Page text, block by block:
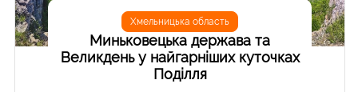
Хмельницька область
Миньковецька держава та
Великдень у найгарніших куточках
Поділля